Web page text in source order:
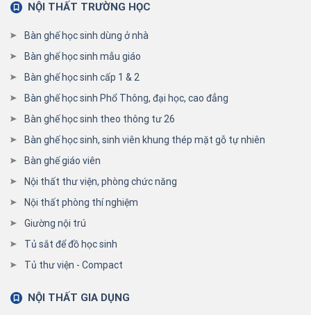
NỘI THẤT TRƯỜNG HỌC
Bàn ghế học sinh dùng ở nhà
Bàn ghế học sinh mẫu giáo
Bàn ghế học sinh cấp 1 & 2
Bàn ghế học sinh Phổ Thông, đại học, cao đẳng
Bàn ghế học sinh theo thông tư 26
Bàn ghế học sinh, sinh viên khung thép mặt gỗ tự nhiên
Bàn ghế giáo viên
Nội thất thư viện, phòng chức năng
Nội thất phòng thí nghiệm
Giường nội trú
Tủ sắt để đồ học sinh
Tủ thư viện - Compact
NỘI THẤT GIA DỤNG